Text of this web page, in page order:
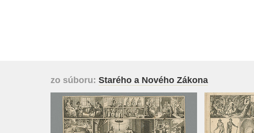
zo súboru: Starého a Nového Zákona